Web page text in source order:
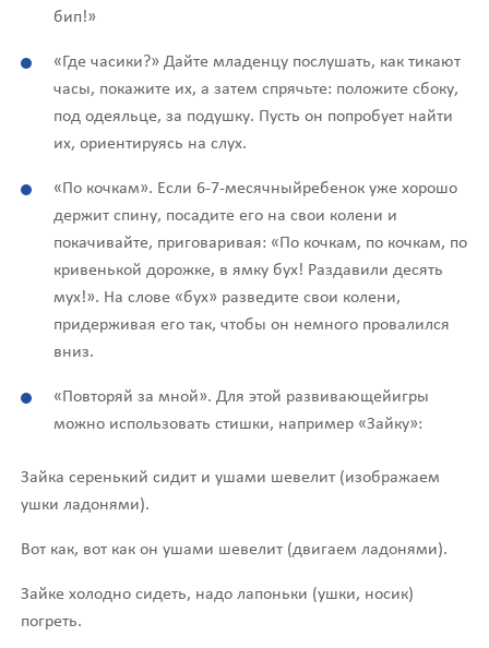
бип!»
«Где часики?» Дайте младенцу послушать, как тикают
часы, покажите их, а затем спрячьте: положите сбоку,
под одеяльце, за подушку. Пусть он попробует найти
их, ориентируясь на слух.
«По кочкам». Если 6-7-месячныйребенок уже хорошо
держит спину, посадите его на свои колени и
покачивайте, приговаривая: «По кочкам, по кочкам, по
кривенькой дорожке, в ямку бух! Раздавили десять
мух!». На слове «бух» разведите свои колени,
придерживая его так, чтобы он немного провалился
вниз.
«Повторяй за мной». Для этой развивающейигры
можно использовать стишки, например «Зайку»:
Зайка серенький сидит и ушами шевелит (изображаем
ушки ладонями).
Вот как, вот как он ушами шевелит (двигаем ладонями).
Зайке холодно сидеть, надо лапоньки (ушки, носик)
погреть.